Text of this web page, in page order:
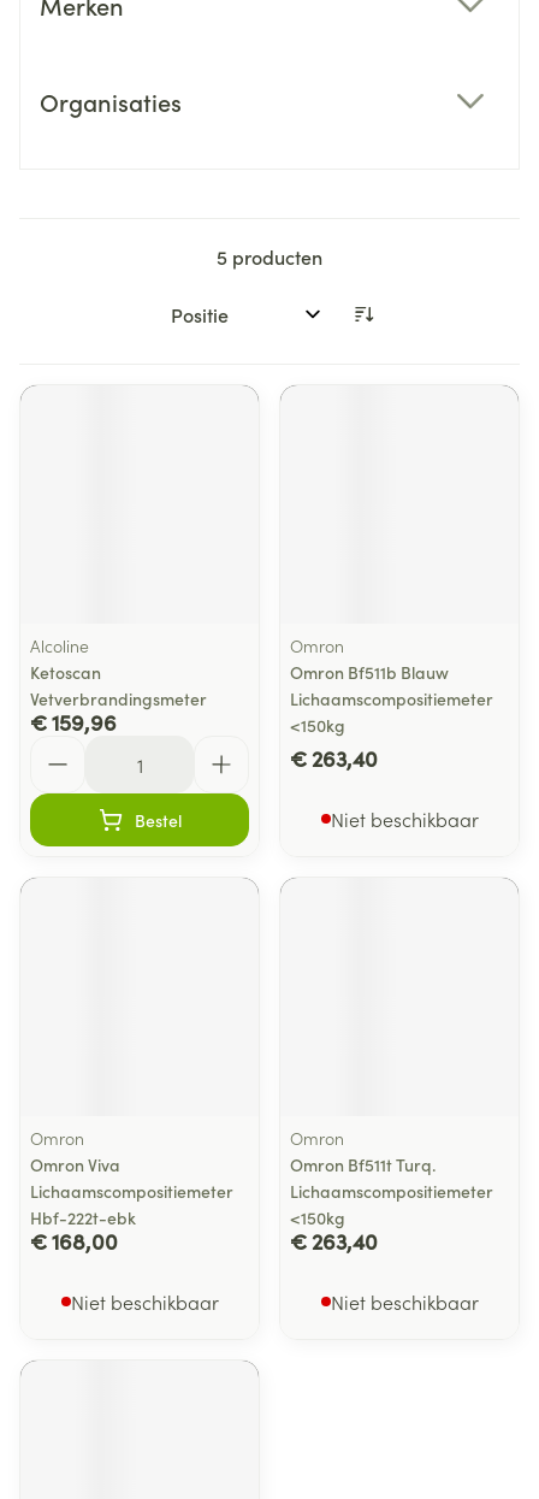
Organisaties
5 producten
Sorteer op:
Alcoline
Ketoscan
Vetverbrandingsmeter
€ 159,96
Bestel
Omron
Omron Bf511b Blauw
Lichaamscompositiemeter
<150kg
€ 263,40
Niet beschikbaar
Omron
Omron Viva
Lichaamscompositiemeter
Hbf-222t-ebk
€ 168,00
Niet beschikbaar
Omron
Omron Bf511t Turq.
Lichaamscompositiemeter
<150kg
€ 263,40
Niet beschikbaar